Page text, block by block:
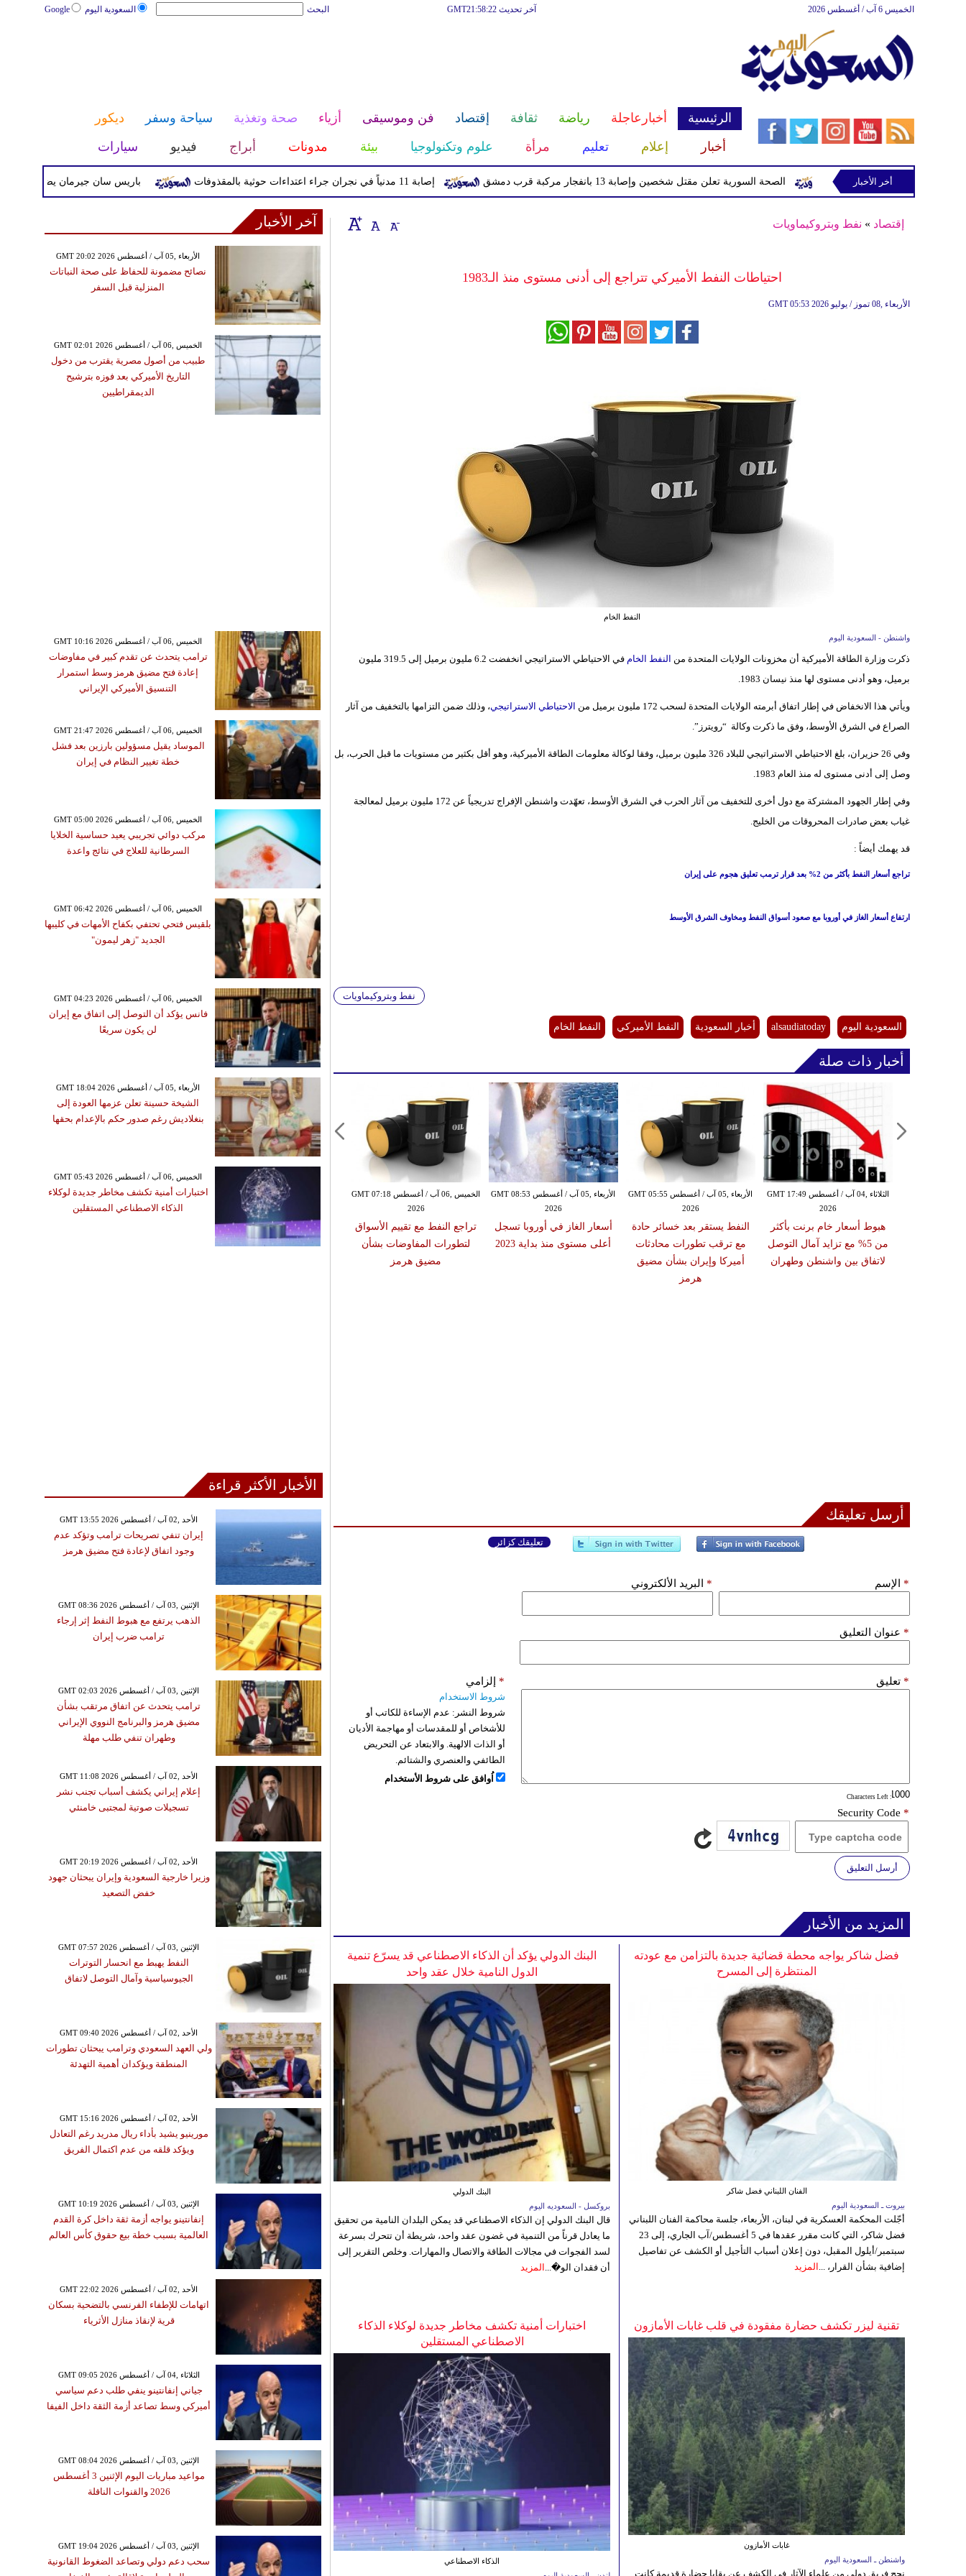
السعودية اليوم Google البحث آخر تحديث GMT21:58:22 الخميس 6 آب / أغسطس 2026
الرئيسية أخبارعاجلة رياضة ثقافة إقتصاد فن وموسيقى أزياء صحة وتغذية سياحة وسفر
ديكور
أخبار
إعلام تعليم مرأة علوم وتكنولوجيا بيئة مدونات أبراج فيديو سيارات
باريس سان جيرمان يضم ماجنيس أكليوش إصابة 11 مدنياً في نجران جراء اعتداءات حوثية بالمقذوفات الصحة السورية تعلن مقتل شخصين وإصابة 13 بانفجار مركبة قرب دمشق وعزله في إسبانيا
أخر الأخبار
إقتصاد » نفط وبتروكيماويات
احتياطات النفط الأميركي تتراجع إلى أدنى مستوى منذ الـ1983
GMT 05:53 2026 الأربعاء ,08 تموز / يوليو
النفط الخام
واشنطن - السعودية اليوم
ذكرت وزارة الطاقة الأميركية أن مخزونات الولايات المتحدة من النفط الخام
في الاحتياطي الاستراتيجي انخفضت 6.2 مليون برميل إلى 319.5 مليون
برميل، وهو أدنى مستوى لها منذ نيسان 1983.
ويأتي هذا الانخفاض في إطار اتفاق أبرمته الولايات المتحدة لسحب 172 مليون برميل من الاحتياطي الاستراتيجي، وذلك ضمن التزامها بالتخفيف من آثار
الصراع في الشرق الأوسط، وفق ما ذكرت وكالة “رويترز”.
وفي 26 حزيران، بلغ الاحتياطي الاستراتيجي للبلاد 326 مليون برميل، وفقا لوكالة معلومات الطاقة الأميركية، وهو أقل بكثير من مستويات ما قبل الحرب، بل
وصل إلى أدنى مستوى له منذ العام 1983.
وفي إطار الجهود المشتركة مع دول أخرى للتخفيف من آثار الحرب في الشرق الأوسط، تعهّدت واشنطن الإفراج تدريجياً عن 172 مليون برميل لمعالجة
غياب بعض صادرات المحروقات من الخليج.
قد يهمك أيضاً :
تراجع أسعار النفط بأكثر من 2% بعد قرار ترمب تعليق هجوم على إيران
ارتفاع أسعار الغاز في أوروبا مع صعود أسواق النفط ومخاوف الشرق الأوسط
نفط وبتروكيماويات
السعودية اليوم alsaudiatoday أخبار السعودية النفط الأميركي النفط الخام
أخبار ذات صلة
الخميس ,06 آب / أغسطس GMT 07:18
2026
تراجع النفط مع تقييم الأسواق
لتطورات المفاوضات بشأن
مضيق هرمز
الأربعاء ,05 آب / أغسطس GMT 08:53
2026
أسعار الغاز في أوروبا تسجل
أعلى مستوى منذ بداية 2023
الأربعاء ,05 آب / أغسطس GMT 05:55
2026
النفط يستقر بعد خسائر حادة
مع ترقب تطورات محادثات
أميركا وإيران بشأن مضيق
هرمز
الثلاثاء ,04 آب / أغسطس GMT 17:49
2026
هبوط أسعار خام برنت بأكثر
من 5% مع تزايد آمال التوصل
لاتفاق بين واشنطن وطهران
أرسل تعليقك
تعليقك كزائر
الإسم * البريد الألكتروني *
عنوان التعليق *
تعليق *
: Characters Left
إلزامي *
شروط الاستخدام
شروط النشر: عدم الإساءة للكاتب أو
للأشخاص أو للمقدسات أو مهاجمة الأديان
أو الذات الالهية. والابتعاد عن التحريض
الطائفي والعنصري والشتائم.
اُوافق على شروط الأستخدام
Security Code *
أرسل التعليق
المزيد من الأخبار
البنك الدولي يؤكد أن الذكاء الاصطناعي قد يسرّع تنمية
الدول النامية خلال عقد واحد
البنك الدولي
بروكسل - السعوديه اليوم
قال البنك الدولي إن الذكاء الاصطناعي قد يمكن البلدان النامية من تحقيق
ما يعادل قرناً من التنمية في غضون عقد واحد، شريطة أن تتحرك بسرعة
لسد الفجوات في مجالات الطاقة والاتصال والمهارات. وخلص التقرير إلى
أن فقدان الو�... المزيد
فضل شاكر يواجه محطة قضائية جديدة بالتزامن مع عودته
المنتظرة إلى المسرح
الفنان اللبناني فضل شاكر
بيروت ـ السعودية اليوم
أجّلت المحكمة العسكرية في لبنان، الأربعاء، جلسة محاكمة الفنان اللبناني
فضل شاكر، التي كانت مقرر عقدها في 5 أغسطس/آب الجاري، إلى 23
سبتمبر/أيلول المقبل، دون إعلان أسباب التأجيل أو الكشف عن تفاصيل
إضافية بشأن القرار، ... المزيد
اختبارات أمنية تكشف مخاطر جديدة لوكلاء الذكاء
الاصطناعي المستقلين
الذكاء الاصطناعي
تقنية ليزر تكشف حضارة مفقودة في قلب غابات الأمازون
غابات الأمازون
واشنطن ـ السعودية اليوم
نجح فريق دولي من علماء الآثار في الكشف عن بقايا حضارة قديمة كانت
آخر الأخبار
GMT 20:02 2026 الأربعاء ,05 آب / أغسطس
نصائح مضمونة للحفاظ على صحة النباتات
المنزلية قبل السفر
GMT 02:01 2026 الخميس ,06 آب / أغسطس
طبيب من أصول مصرية يقترب من دخول
التاريخ الأميركي بعد فوزه بترشيح
الديمقراطيين
GMT 10:16 2026 الخميس ,06 آب / أغسطس
ترامب يتحدث عن تقدم كبير في مفاوضات
إعادة فتح مضيق هرمز وسط استمرار
التنسيق الأميركي الإيراني
GMT 21:47 2026 الخميس ,06 آب / أغسطس
الموساد يقيل مسؤولين بارزين بعد فشل
خطة تغيير النظام في إيران
GMT 05:00 2026 الخميس ,06 آب / أغسطس
مركب دوائي تجريبي يعيد حساسية الخلايا
السرطانية للعلاج في نتائج واعدة
GMT 06:42 2026 الخميس ,06 آب / أغسطس
بلقيس فتحي تحتفي بكفاح الأمهات في كليبها
الجديد "زهر ليمون"
GMT 04:23 2026 الخميس ,06 آب / أغسطس
فانس يؤكد أن التوصل إلى اتفاق مع إيران
لن يكون سريعًا
GMT 18:04 2026 الأربعاء ,05 آب / أغسطس
الشيخة حسينة تعلن عزمها العودة إلى
بنغلاديش رغم صدور حكم بالإعدام بحقها
GMT 05:43 2026 الخميس ,06 آب / أغسطس
اختبارات أمنية تكشف مخاطر جديدة لوكلاء
الذكاء الاصطناعي المستقلين
الأخبار الأكثر قراءة
GMT 13:55 2026 الأحد ,02 آب / أغسطس
إيران تنفي تصريحات ترامب وتؤكد عدم
وجود اتفاق لإعادة فتح مضيق هرمز
GMT 08:36 2026 الإثنين ,03 آب / أغسطس
الذهب يرتفع مع هبوط النفط إثر إرجاء
ترامب ضرب إيران
GMT 02:03 2026 الإثنين ,03 آب / أغسطس
ترامب يتحدث عن اتفاق مرتقب بشأن
مضيق هرمز والبرنامج النووي الإيراني
وطهران تنفي طلب مهلة
GMT 11:08 2026 الأحد ,02 آب / أغسطس
إعلام إيراني يكشف أسباب تجنب نشر
تسجيلات صوتية لمجتبى خامنئي
GMT 20:19 2026 الأحد ,02 آب / أغسطس
وزيرا خارجية السعودية وإيران يبحثان جهود
خفض التصعيد
GMT 07:57 2026 الإثنين ,03 آب / أغسطس
النفط يهبط مع انحسار التوترات
الجيوسياسية وآمال التوصل لاتفاق
GMT 09:40 2026 الأحد ,02 آب / أغسطس
ولي العهد السعودي وترامب يبحثان تطورات
المنطقة ويؤكدان أهمية التهدئة
GMT 15:16 2026 الأحد ,02 آب / أغسطس
مورينيو يشيد بأداء ريال مدريد رغم التعادل
ويؤكد قلقه من عدم اكتمال الفريق
GMT 10:19 2026 الإثنين ,03 آب / أغسطس
إنفانتينو يواجه أزمة ثقة داخل كرة القدم
العالمية بسبب خطة بيع حقوق كأس العالم
GMT 22:02 2026 الأحد ,02 آب / أغسطس
اتهامات للإطفاء الفرنسي بالتضحية بسكان
قرية لإنقاذ منازل الأثرياء
GMT 09:05 2026 الثلاثاء ,04 آب / أغسطس
جياني إنفانتينو ينفي طلب دعم سياسي
أميركي وسط تصاعد أزمة الثقة داخل الفيفا
GMT 08:04 2026 الإثنين ,03 آب / أغسطس
مواعيد مباريات اليوم الإثنين 3 أغسطس
2026 والقنوات الناقلة
GMT 19:04 2026 الإثنين ,03 آب / أغسطس
سحب دعم دولي وتصاعد الضغوط القانونية